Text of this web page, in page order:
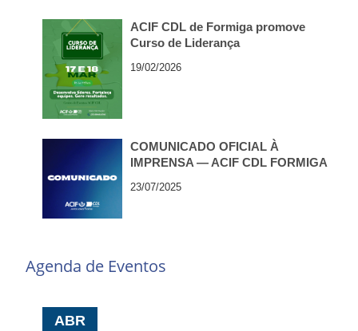
ACIF CDL de Formiga promove
Curso de Liderança
19/02/2026
COMUNICADO OFICIAL À
IMPRENSA — ACIF CDL FORMIGA
23/07/2025
Agenda de Eventos
ABR